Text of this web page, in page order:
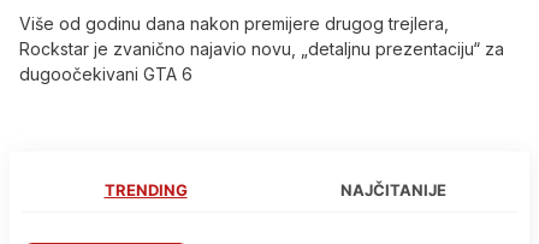
Više od godinu dana nakon premijere drugog trejlera,
Rockstar je zvanično najavio novu, „detaljnu prezentaciju“ za
dugoočekivani GTA 6
TRENDING NAJČITANIJE